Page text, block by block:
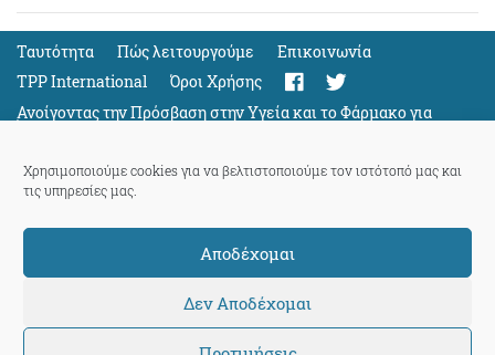
Χρησιμοποιούμε cookies για να βελτιστοποιούμε τον ιστότοπό μας και
τις υπηρεσίες μας.
Αποδέχομαι
Δεν Αποδέχομαι
Ταυτότητα Πώς λειτουργούμε
Eπικοινωνία
TPP International
Όροι Χρήσης
Ανοίγοντας την Πρόσβαση στην Υγεία και το Φάρμακο για
Όλους
Support
ThePressProject
powered by our community members